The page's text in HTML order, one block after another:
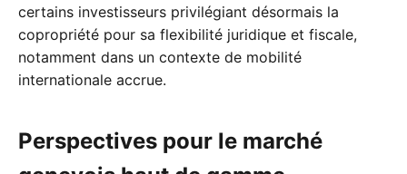
certains investisseurs privilégiant désormais la
copropriété pour sa flexibilité juridique et fiscale,
notamment dans un contexte de mobilité
internationale accrue.
Perspectives pour le marché